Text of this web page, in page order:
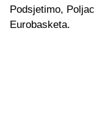
Podsjetimo,
Eurobasketa.